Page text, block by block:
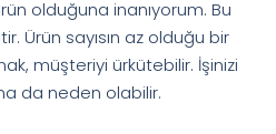
olduğuna inanıyorum. Bu
Ürün sayısın az olduğu bir
müşteriyi ürkütebilir. İşinizi
da neden olabilir.